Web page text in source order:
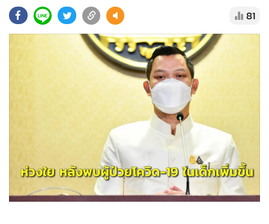
• Good health & Well-being
• Green Innovation & SD
Management & HR
MGR Live
Infographic
ท่องเที่ยว
•
ต่างประเทศ
Special Scoop
• เศรษฐกิจ-ธุรกิจ
81